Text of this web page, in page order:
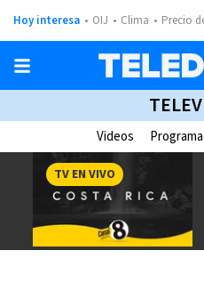
Hoy interesa OIJ Clima Precio
Videos
TV EN VIVO